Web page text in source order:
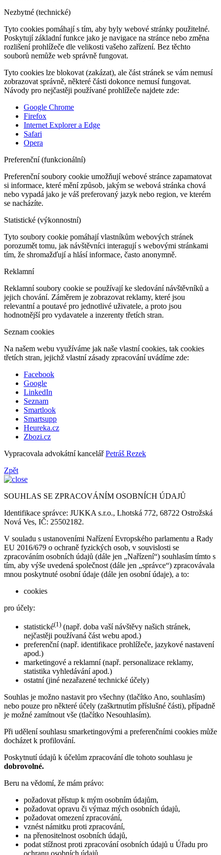
Nezbytné (technické)
Tyto cookies pomáhají s tím, aby byly webové stránky použitelné.
Poskytují základní funkce jako je navigace na stránce nebo změna
rozlišení prohlížeče dle velikosti vašeho zařízení. Bez těchto
souborů nemůže web správně fungovat.
Tyto cookies lze blokovat (zakázat), ale část stránek se vám nemusí
zobrazovat správně, některé části dokonce nemusí fungovat.
Návody pro nejčastěji používané prohlížeče najdete zde:
Google Chrome
Firefox
Internet Explorer a Edge
Safari
Opera
Preferenční (funkcionální)
Preferenční soubory cookie umožňují webové stránce zapamatovat
si informace, které mění způsob, jakým se webová stránka chová
nebo vypadá jako je váš preferovaný jazyk nebo region, ve kterém
se nacházíte.
Statistické (výkonnostní)
Tyto soubory cookie pomáhají vlastníkům webových stránek
porozumět tomu, jak návštěvníci interagují s webovými stránkami
tím, že shromažďují a hlásí informace, často anonymně.
Reklamní
Reklamní soubory cookie se používají ke sledování návštěvníků a
jejich chování. Záměrem je zobrazovat reklamy, které jsou
relevantní a poutavé pro jednotlivé uživatele, a proto jsou
hodnotnější pro vydavatele a inzerenty třetích stran.
Seznam cookies
Na našem webu využíváme jak naše vlastní cookies, tak cookies
třetích stran, jejichž vlastní zásady zpracování uvádíme zde:
Facebook
Google
LinkedIn
Seznam
Smartlook
Smartsupp
Heureka.cz
Zbozi.cz
Vypracovala advokátní kancelářPetráš Rezek
Zpět
SOUHLAS SE ZPRACOVÁNÍM OSOBNÍCH ÚDAJŮ
Identifikace správce: JUKKA s.r.o., Lhotská 772, 68722 Ostrožská
Nová Ves, IČ: 25502182.
V souladu s ustanoveními Nařízení Evropského parlamentu a Rady
EU 2016/679 o ochraně fyzických osob, v souvislosti se
zpracováním osobních údajů (dále jen „Nařízení“) souhlasím tímto s
tím, aby výše uvedená společnost (dále jen „správce“) zpracovávala
mnou poskytnuté osobní údaje (dále jen osobní údaje), a to:
cookies
pro účely:
statistické(1) (např. doba vaší návštěvy našich stránek,
nejčastěji používaná část webu apod.)
preferenční (např. identifikace prohlížeče, jazykové nastavení
apod.)
marketingové a reklamní (např. personalizace reklamy,
statistika vyhledávání apod.)
ostatní (jiné nezařazené technické účely)
Souhlas je možno nastavit pro všechny (tlačítko Ano, souhlasím)
nebo pouze pro některé účely (zaškrtnutím příslušné části), případně
je možné zamítnout vše (tlačítko Nesouhlasím).
Při udělení souhlasu smarketingovými a preferenčními cookies může
docházet k profilování.
Poskytnutí údajů k účelům zpracování dle tohoto souhlasu je
dobrovolné.
Beru na vědomí, že mám právo:
požadovat přístup k mým osobním údajům,
požadovat opravu či výmaz mých osobních údajů,
požadovat omezení zpracování,
vznést námitku proti zpracování,
na přenositelnost osobních údajů,
podat stížnost proti zpracování osobních údajů u Úřadu pro